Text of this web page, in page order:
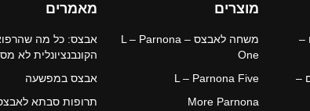
–
–
מוצרים
משחה לאבצס – L – Parnona
One
L – Parnona Five
More Parnona
מאמרים
אבצס: כל מה
הקונבנציונלית לא
אבצס במפשעה
תרופות סבתא